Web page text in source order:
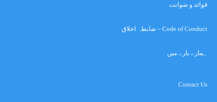
قوائد و ضوابت
Code of Conduct – ضابطہ اخلاق
ہمارے بارے میں
Contact Us